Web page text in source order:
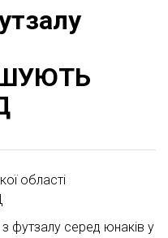
області
футзалу серед юнаків у